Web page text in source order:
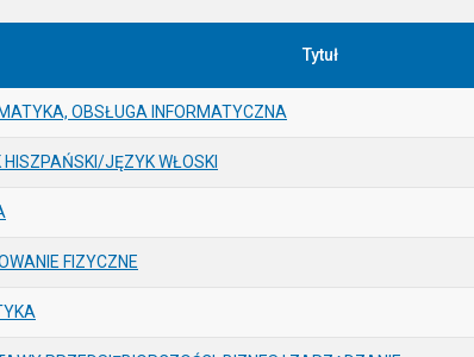
Tytuł
OBSŁUGA INFORMATYCZNA
HISZPAŃSKI/JĘZYK WŁOSKI
FIZYCZNE